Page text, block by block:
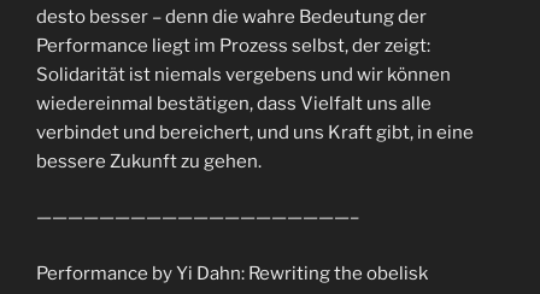
desto besser – denn die wahre Bedeutung der
Performance liegt im Prozess selbst, der zeigt:
Solidarität ist niemals vergebens und wir können
wiedereinmal bestätigen, dass Vielfalt uns alle
verbindet und bereichert, und uns Kraft gibt, in eine
bessere Zukunft zu gehen.
————————————————————–
Performance by Yi Dahn: Rewriting the obelisk